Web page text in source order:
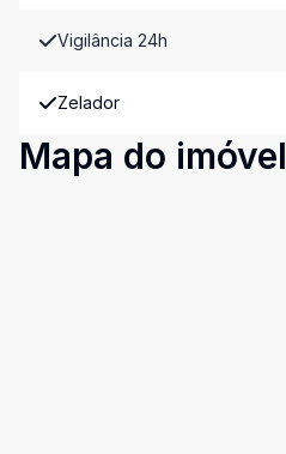
Vigilância 24h
Zelador
Mapa do imóvel